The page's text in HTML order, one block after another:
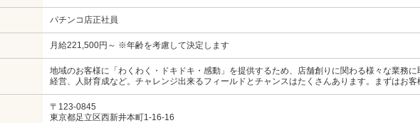
パチンコ店正社員
月給221,500円～ ※年齢を考慮して決定します
地域のお客様に「わくわく・ドキドキ・感動」を提供するため、店舗創りに関わる様々な業務
経営、人財育成など。チャレンジ出来るフィールドとチャンスはたくさんあります。まずはお
〒123-0845
東京都足立区西新井本町1-16-16